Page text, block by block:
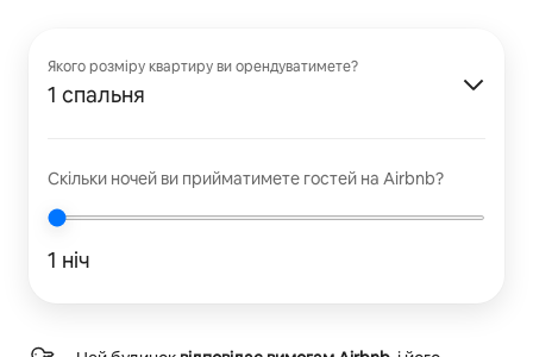
Якого розміру квартиру ви орендуватимете?
1 спальня
Скільки ночей ви прийматимете гостей на Airbnb?
1 ніч